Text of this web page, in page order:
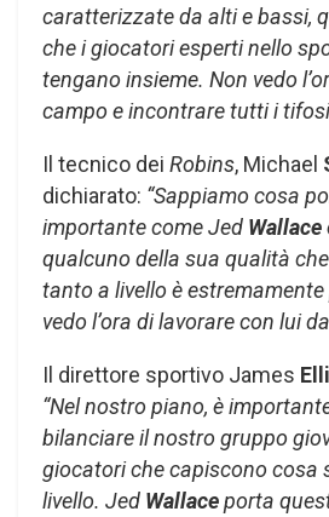
caratterizzate da alti e bassi,
che i giocatori esperti nello
tengano insieme. Non vedo
campo e incontrare tutti i
Il tecnico dei Robins, Michael
dichiarato: “Sappiamo cosa
importante come Jed Wallace
qualcuno della sua qualità
tanto a livello è
vedo l’ora di lavorare con lui
Il direttore sportivo James
“Nel nostro piano, è
bilanciare il nostro gruppo
giocatori che capiscono cosa
livello. Jed Wallaceporta